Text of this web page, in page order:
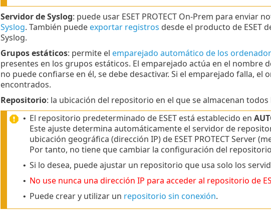
Servidor de Syslog: puede usar ESET PROTECT On-Prem para enviar
Syslog. También puedeexportar registros desde el producto de ESET
Syslog.
Grupos estáticos: permite el emparejado automático de los
presentes en los grupos estáticos. El emparejado actúa en el nombre
no puede confiarse en él, se debe desactivar. Si el emparejado falla,
encontrados.
Repositorio: la ubicación del repositorio en el que se almacenan
• El repositorio predeterminado de ESET está establecido en
Este ajuste determina automáticamente el servidor de
ubicación geográfica (dirección IP) de ESET PROTECT Server
Por tanto, no tiene que cambiar la configuración del
• Si lo desea, puede ajustar un repositorio que usa solo los
• No use nunca una dirección IP para acceder al repositorio de
• Puede crear y utilizar un repositorio sin conexión.